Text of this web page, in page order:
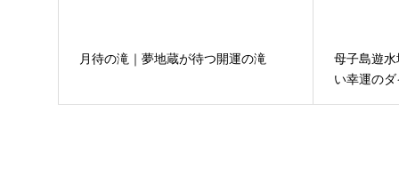
月待の滝｜夢地蔵が待つ開運の滝
母子島遊
い幸運の